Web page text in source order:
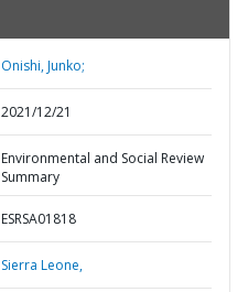
Onishi, Junko;
2021/12/21
Environmental and Social Review
Summary
ESRSA01818
Sierra Leone,